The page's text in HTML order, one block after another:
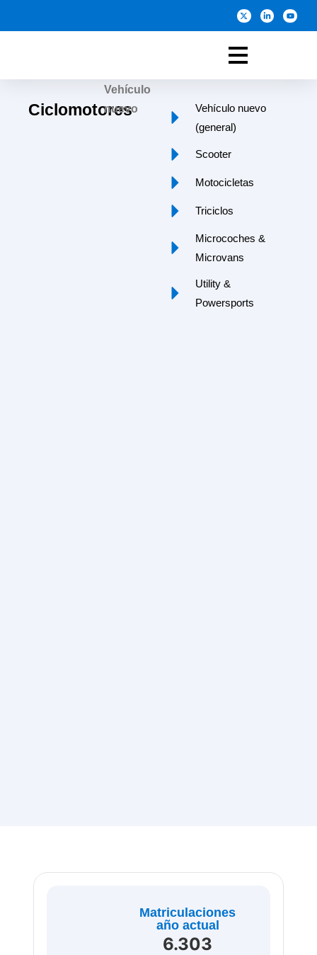
Ciclomotores
Vehículo
nuevo
Vehículo nuevo
(general)
Scooter
Motocicletas
Triciclos
Microcoches &
Microvans
Utility &
Powersports
Matriculaciones
año actual
6.303